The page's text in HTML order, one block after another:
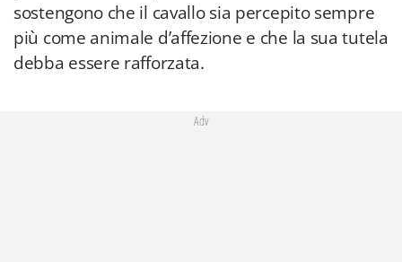
sostengono che il cavallo sia percepito sempre
più come animale d’affezione e che la sua tutela
debba essere rafforzata.
Adv